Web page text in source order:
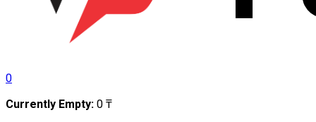
0
Currently Empty: 0 ₸